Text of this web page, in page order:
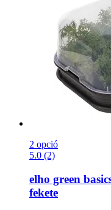
2 opció
5.0 (2)
elho green
fekete